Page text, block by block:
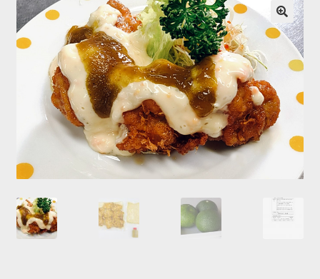
ッ
プ
地鶏炭火焼き
ながとものちゃんぽん
🔍